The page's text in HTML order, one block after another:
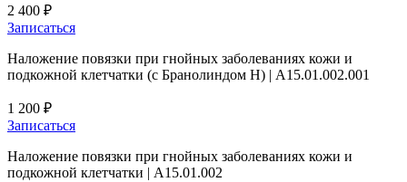
2 400 ₽
Записаться
Наложение повязки при гнойных заболеваниях кожи и
подкожной клетчатки (с Бранолиндом Н) | A15.01.002.001
1 200 ₽
Записаться
Наложение повязки при гнойных заболеваниях кожи и
подкожной клетчатки | A15.01.002